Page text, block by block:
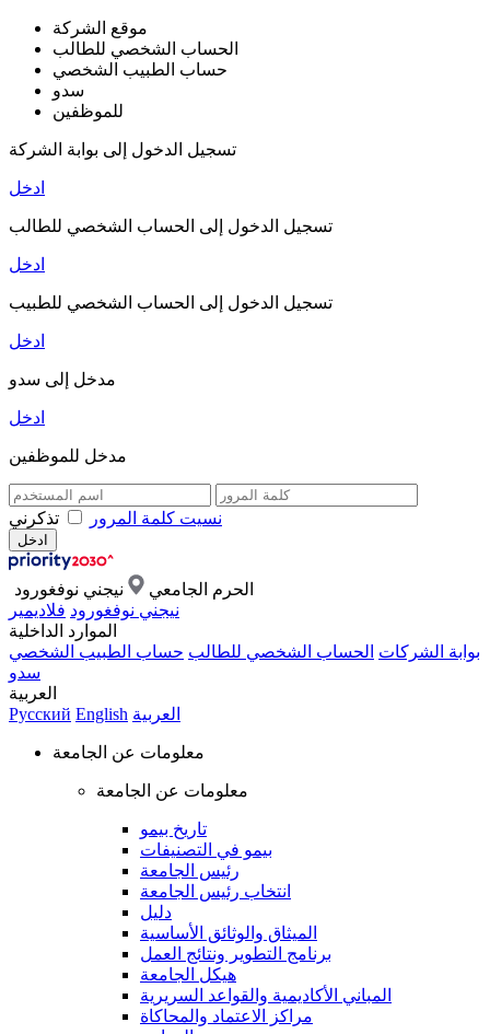
موقع الشركة
الحساب الشخصي للطالب
حساب الطبيب الشخصي
سدو
للموظفين
تسجيل الدخول إلى بوابة الشركة
ادخل
تسجيل الدخول إلى الحساب الشخصي للطالب
ادخل
تسجيل الدخول إلى الحساب الشخصي للطبيب
ادخل
مدخل إلى سدو
ادخل
مدخل للموظفين
نسيت كلمة المرور تذكرني
الحرم الجامعي
نيجني نوفغورود
نيجني نوفغورود فلاديمير
الموارد الداخلية
بوابة الشركات الحساب الشخصي للطالب حساب الطبيب الشخصي
سدو
العربية
Русский English العربية
معلومات عن الجامعة
معلومات عن الجامعة
تاريخ بيمو
بيمو في التصنيفات
رئيس الجامعة
انتخاب رئيس الجامعة
دليل
الميثاق والوثائق الأساسية
برنامج التطوير ونتائج العمل
هيكل الجامعة
المباني الأكاديمية والقواعد السريرية
مراكز الاعتماد والمحاكاة